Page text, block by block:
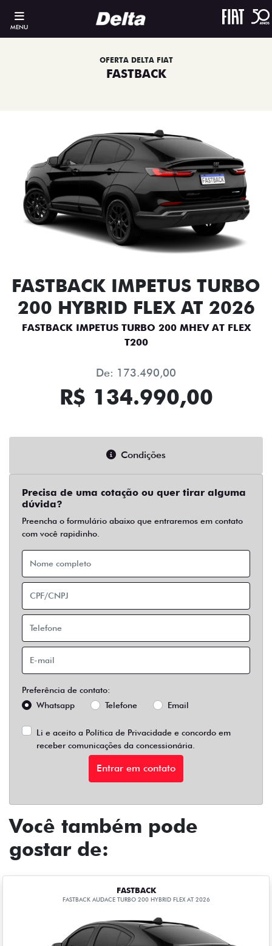
MENU
OFERTA DELTA FIAT
FASTBACK
FASTBACK IMPETUS TURBO
200 HYBRID FLEX AT 2026
FASTBACK IMPETUS TURBO 200 MHEV AT FLEX
T200
De: 173.490,00
R$ 134.990,00
Condições
Precisa de uma cotação ou quer tirar alguma
dúvida?
Preencha o formulário abaixo que entraremos em contato
com você rapidinho.
Preferência de contato:
Whatsapp
Telefone Email
Li e aceito a Política de Privacidade e concordo em
receber comunicações da concessionária.
Entrar em contato
Você também pode
gostar de:
FASTBACK
FASTBACK AUDACE TURBO 200 HYBRID FLEX AT 2026